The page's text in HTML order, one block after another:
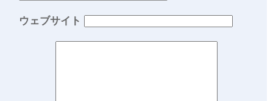
ウェブサイト